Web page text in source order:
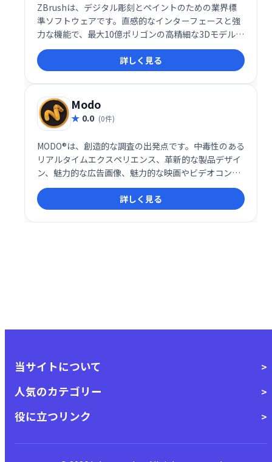
ZBrushは、デジタル彫刻とペイントのための業界標
準ソフトウェアです。直感的なインターフェースと強
力な機能で、最大10億ポリゴンの高精細な3Dモデル作
成を可能にします。映画やゲーム制作から個人作品ま
で、幅広い用途で活用され、使い慣れたブラシツール
で、高度な表現を容易に実現します。高価なグラフィ
ックカードを必要とせず、スムーズな作業が可能で
す。
詳しく見る
Modo
0.0 (0件)
MODO®は、創造的な調査の出発点です。中毒性のある
リアルタイムエクスペリエンス、革新的な製品デザイ
ン、魅力的な広告画像、魅力的な映画やビデオコンテ
ンツの作成など、MODOのアーティストフレンドリー
なツールを使用すると、自由に反復してアイデアの完
全な創造性を実現できます。
詳しく見る
当サイトについて
人気のカテゴリー
役に立つリンク